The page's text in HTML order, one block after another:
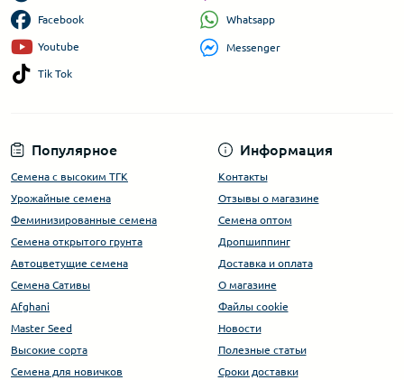
Популярное
Семена с высоким ТГК
Урожайные семена
Феминизированные семена
Семена открытого грунта
Автоцветущие семена
Семена Сативы
Afghani
Master Seed
Высокие сорта
Cемена для новичков
Информация
Контакты
Отзывы о магазине
Семена оптом
Дропшиппинг
Доставка и оплата
О магазине
Файлы cookie
Новости
Полезные статьи
Сроки доставки
Facebook
Youtube
Tik Tok
Whatsapp
Messenger